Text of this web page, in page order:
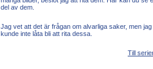
del av dem.
Jag vet att det är frågan om alvarliga saker, men jag
kunde inte låta bli att rita dessa.
Till